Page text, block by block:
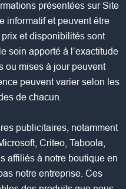
présentées sur Site
informatif et peuvent être
et disponibilités sont
soin apporté à l’exactitude
ou mises à jour peuvent
peuvent varier selon les
de chacun.
publicitaires, notamment
Criteo, Taboola,
affiliés à notre boutique en
notre entreprise. Ces